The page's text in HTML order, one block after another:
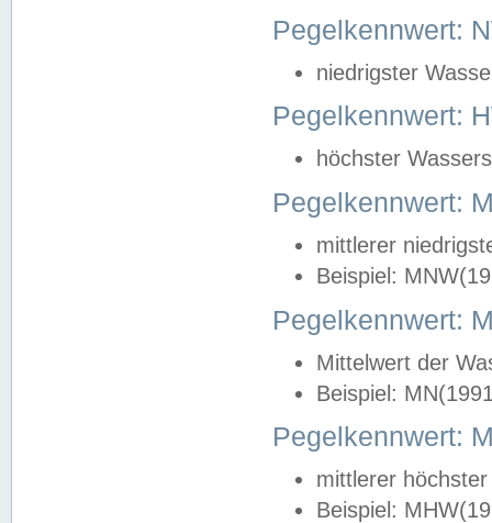
Pegelkennwert:
niedrigster
Pegelkennwert:
höchster
Pegelkennwert:
mittlerer
Beispiel:
Pegelkennwert:
Mittelwert der
Beispiel:
Pegelkennwert:
mittlerer
Beispiel: